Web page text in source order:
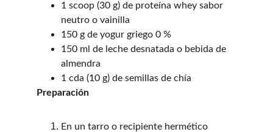
1 scoop (30 g) de proteína whey sabor
neutro o vainilla
150 g de yogur griego 0 %
150 ml de leche desnatada o bebida de
almendra
1 cda (10 g) de semillas de chía
Preparación
En un tarro o recipiente hermético